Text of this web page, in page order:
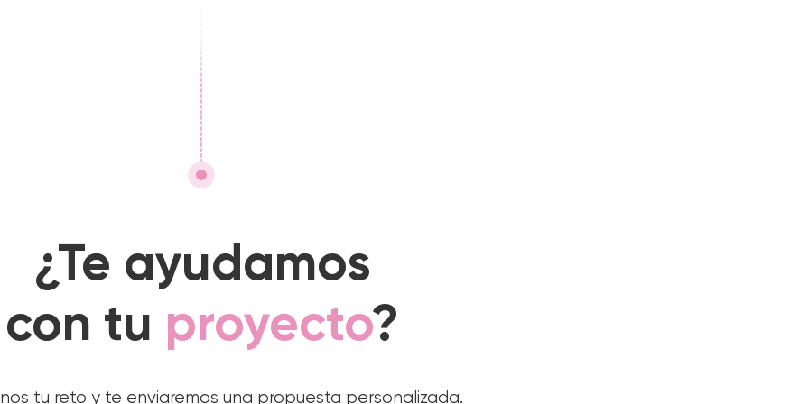
¿Te ayudamos
con tu proyecto?
tu reto y te enviaremos una propuesta personalizada.